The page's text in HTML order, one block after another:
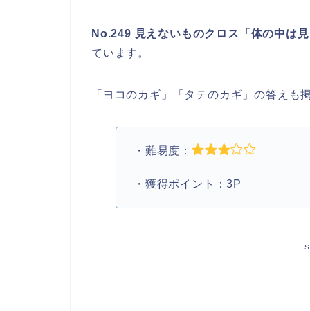
No.249 見えないものクロス「体の中は
ています。
「ヨコのカギ」「タテのカギ」の答え
・難易度：
・獲得ポイント：3P